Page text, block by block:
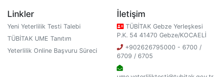
Linkler
Yeni Yeterlilik Testi Talebi
TÜBİTAK UME Tanıtım
Yeterlilik Online Başvuru Süreci
İletişim
TÜBİTAK Gebze Yerleşkesi
P.K. 54 41470 Gebze/KOCAELİ
+902626795000 - 6700 /
6709 / 6705